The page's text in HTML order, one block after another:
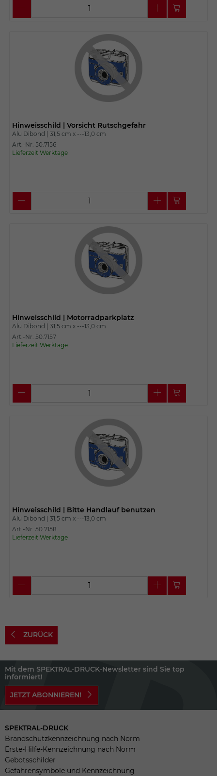
Hinweisschild | Vorsicht Rutschgefahr
Alu Dibond | 31,5 cm x ---13,0 cm
Art.-Nr. 50.7156
Lieferzeit Werktage
Hinweisschild | Motorradparkplatz
Alu Dibond | 31,5 cm x ---13,0 cm
Art.-Nr. 50.7157
Lieferzeit Werktage
Hinweisschild | Bitte Handlauf benutzen
Alu Dibond | 31,5 cm x ---13,0 cm
Art.-Nr. 50.7158
Lieferzeit Werktage
ZURÜCK
Mit dem SPEKTRAL-DRUCK-Newsletter sind Sie top
informiert!
JETZT ABONNIEREN!
SPEKTRAL-DRUCK
Brandschutzkennzeichnung nach Norm
Erste-Hilfe-Kennzeichnung nach Norm
Gebotsschilder
Gefahrensymbole und Kennzeichnung